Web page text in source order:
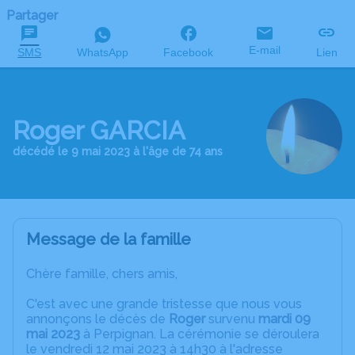
Partager
SMS WhatsApp Facebook E-mail Lien
Roger GARCIA
décédé le 9 mai 2023 à l'âge de 74 ans
Message de la famille
Chère famille, chers amis,
C'est avec une grande tristesse que nous vous
annonçons le décès de Rogersurvenu mardi 09
mai 2023 à Perpignan. La cérémonie se déroulera
le vendredi 12 mai 2023 à 14h30 à l'adresse